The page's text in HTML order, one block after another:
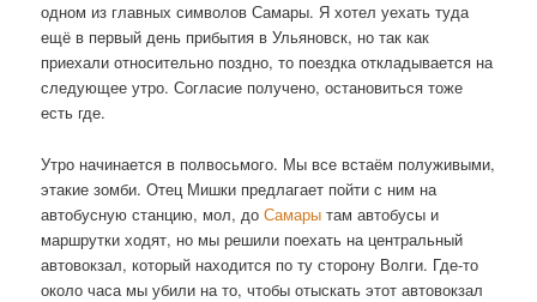
одном из главных символов Самары. Я хотел уехать туда
ещё в первый день прибытия в Ульяновск, но так как
приехали относительно поздно, то поездка откладывается на
следующее утро. Согласие получено, остановиться тоже
есть где.
Утро начинается в полвосьмого. Мы все встаём полуживыми,
этакие зомби. Отец Мишки предлагает пойти с ним на
автобусную станцию, мол, доСамары там автобусы и
маршрутки ходят, но мы решили поехать на центральный
автовокзал, который находится по ту сторону Волги. Где-то
около часа мы убили на то, чтобы отыскать этот автовокзал